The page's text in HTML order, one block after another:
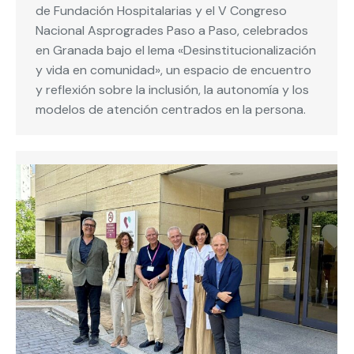
de Fundación Hospitalarias y el V Congreso
Nacional Asprogrades Paso a Paso, celebrados
en Granada bajo el lema «Desinstitucionalización
y vida en comunidad», un espacio de encuentro
y reflexión sobre la inclusión, la autonomía y los
modelos de atención centrados en la persona.